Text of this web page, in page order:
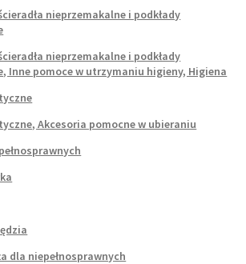
nieprzemakalne i podkłady
nieprzemakalne i podkłady
Inne pomoce w utrzymaniu higieny, Higiena
Akcesoria pomocne w ubieraniu
dla niepełnosprawnych